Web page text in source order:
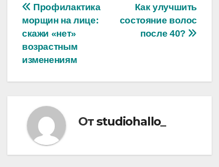
Навигация
по
записям
Как улучшить
состояние волос
после 40?
Профилактика
морщин на лице:
скажи «нет»
возрастным
изменениям
Отstudiohallo_